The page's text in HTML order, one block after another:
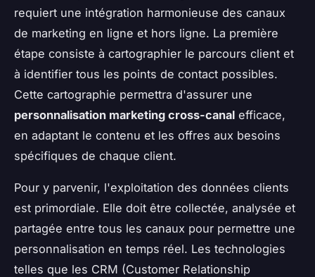
requiert une intégration harmonieuse des canaux
de marketing en ligne et hors ligne. La première
étape consiste à cartographier le parcours client et
à identifier tous les points de contact possibles.
Cette cartographie permettra d'assurer une
personnalisation marketing cross-canal efficace,
en adaptant le contenu et les offres aux besoins
spécifiques de chaque client.
Pour y parvenir, l'exploitation des données clients
est primordiale. Elle doit être collectée, analysée et
partagée entre tous les canaux pour permettre une
personnalisation en temps réel. Les technologies
telles que les CRM (Customer Relationship